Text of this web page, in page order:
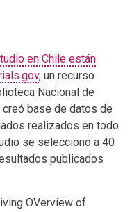
en Chile están
, un recurso
Nacional de
creó base de datos de
realizados en todo
se seleccionó a 40
publicados
OVerview of